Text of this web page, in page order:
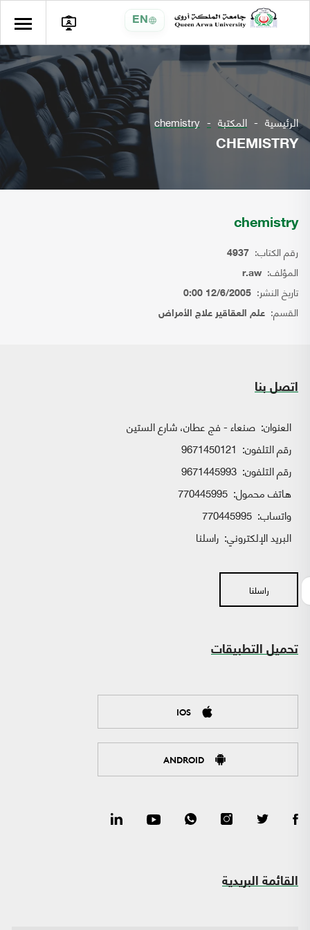
EN
الرئيسية المكتبة chemistry
CHEMISTRY
chemistry
رقم الكتاب: 4937
المؤلف: r.aw
تاريخ النشر: 12/6/2005 0:00
القسم: علم العقاقير علاج الأمراض
اتصل بنا
العنوان: صنعاء - فج عطان، شارع الستين
رقم التلفون: 9671450121
رقم التلفون: 9671445993
هاتف محمول: 770445995
واتساب:
البريد الإلكتروني: راسلنا
راسلنا
تحميل التطبيقات
IOS
ANDROID
القائمة البريدية